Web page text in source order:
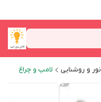
نور و روشنایی لامپ و چراغ